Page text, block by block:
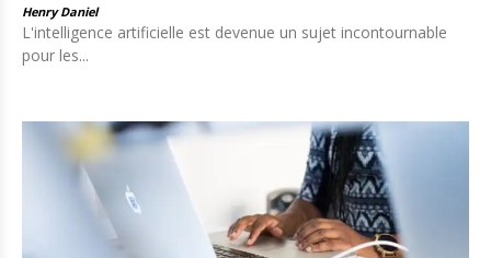
Henry Daniel
L'intelligence artificielle est devenue un sujet incontournable
pour les...